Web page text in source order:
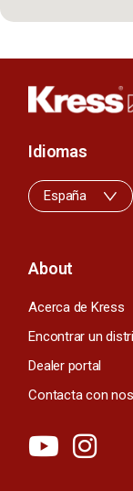
About
Acerca de Kress
Encontrar un
Dealer portal
Contacta con
Idiomas
España